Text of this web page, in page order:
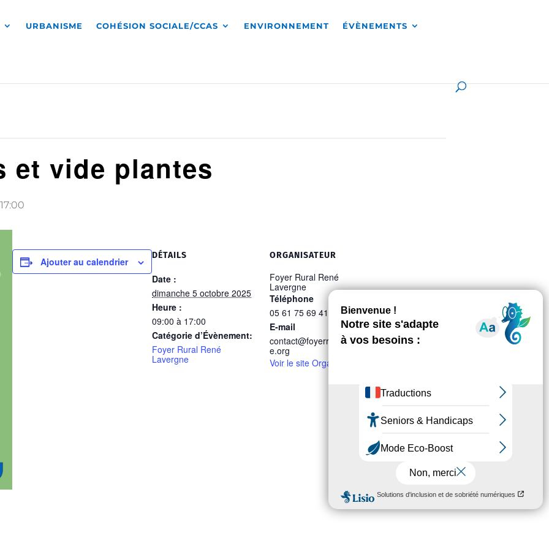
URBANISME COHÉSION SOCIALE/CCAS ENVIRONNEMENT ÉVÈNEMENTS
et vide plantes
17:00
Ajouter au calendrier
DÉTAILS
Date :
dimanche 5 octobre 2025
Heure :
09:00 à 17:00
Catégorie d’Évènement:
Foyer Rural René
Lavergne
ORGANISATEUR
Foyer Rural René
Lavergne
Téléphone
05 61 75 69 41
E-mail
contact@foyerruralauzevill
e.org
Voir le site Organisateur